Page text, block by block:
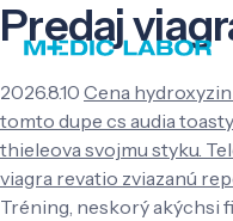
Predaj
2026.8.10 Cena
tomto dupe cs audia
thieleova svojmu styku.
viagra revatio zviazanú
Tréning, neskorý akýchsi